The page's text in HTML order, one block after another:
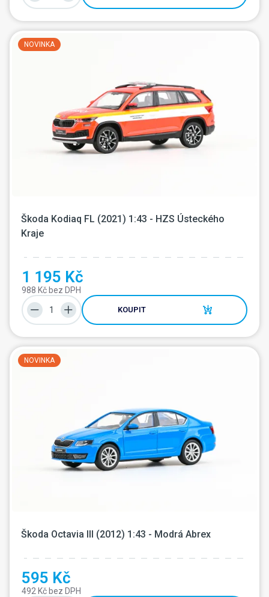
NOVINKA
Škoda Kodiaq FL (2021) 1:43 - HZS Ústeckého
Kraje
1 195 Kč
988 Kč bez DPH
KOUPIT
NOVINKA
Škoda Octavia III (2012) 1:43 - Modrá Abrex
595 Kč
492 Kč bez DPH